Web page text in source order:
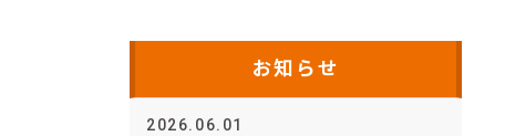
お知らせ
2026.06.01